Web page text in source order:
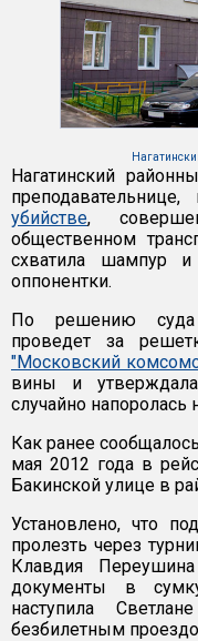
Нагатинский
убийстве,
общественном
схватила шампур
оппонентки.
По решению суда
проведет за
"Московский
вины и
случайно
Как ранее
мая 2012 года в
Бакинской улице в
Установлено, что
пролезть через
Клавдия
документы в
наступила
безбилетным